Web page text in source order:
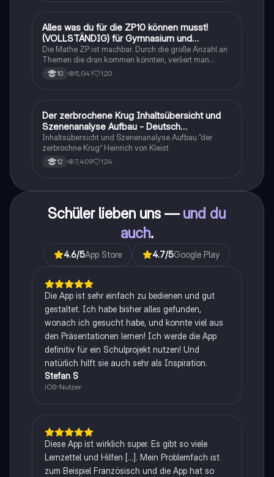
Mathe
Alles was du für die ZP10 können musst!
(VOLLSTÄNDIG) für Gymnasium und
Realschule
Die Mathe ZP ist machbar. Durch die große Anzahl an
Themen die dran kommen könnten, verliert man
schnell den Überblick. Also habe ich von den kleinsten
Themen bis hin zu den größten alles
10 5,041 120
Deutsch
Der zerbrochene Krug Inhaltsübersicht und
Szenenanalyse Aufbau - Deutsch
Q1/Q2/Abitur
Inhaltsübersicht und Szenenanalyse Aufbau “der
zerbrochne Krug” Heinrich von Kleist
12 7,409 124
Schüler lieben uns — und du
auch.
4.6/5App Store 4.7/5Google Play
Die App ist sehr einfach zu bedienen und gut
gestaltet. Ich habe bisher alles gefunden,
wonach ich gesucht habe, und konnte viel aus
den Präsentationen lernen! Ich werde die App
definitiv für ein Schulprojekt nutzen! Und
natürlich hilft sie auch sehr als Inspiration.
Stefan S
iOS-Nutzer
Diese App ist wirklich super. Es gibt so viele
Lernzettel und Hilfen [...]. Mein Problemfach ist
zum Beispiel Französisch und die App hat so